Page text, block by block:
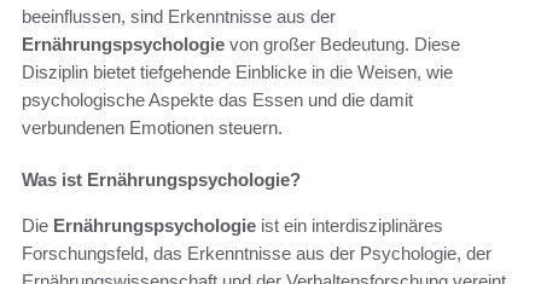
beeinflussen, sind Erkenntnisse aus der
Ernährungspsychologie von großer Bedeutung. Diese
Disziplin bietet tiefgehende Einblicke in die Weisen, wie
psychologische Aspekte das Essen und die damit
verbundenen Emotionen steuern.
Was ist Ernährungspsychologie?
Die Ernährungspsychologie ist ein interdisziplinäres
Forschungsfeld, das Erkenntnisse aus der Psychologie, der